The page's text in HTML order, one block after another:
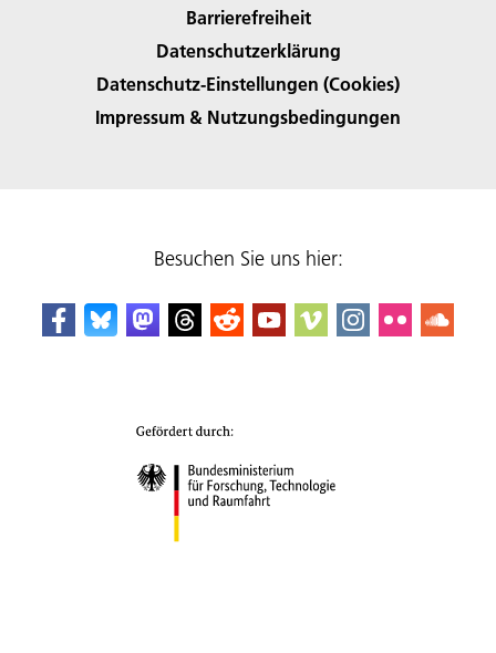
Barrierefreiheit
Datenschutzerklärung
Datenschutz-Einstellungen (Cookies)
Impressum & Nutzungsbedingungen
Besuchen Sie uns hier: